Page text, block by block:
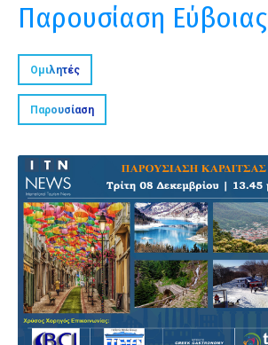
Παρουσίαση Εύβοιας
Ομιλητές
Παρουσίαση